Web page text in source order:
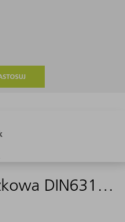
Panewka stożkowa DIN6319-G 19,00 St